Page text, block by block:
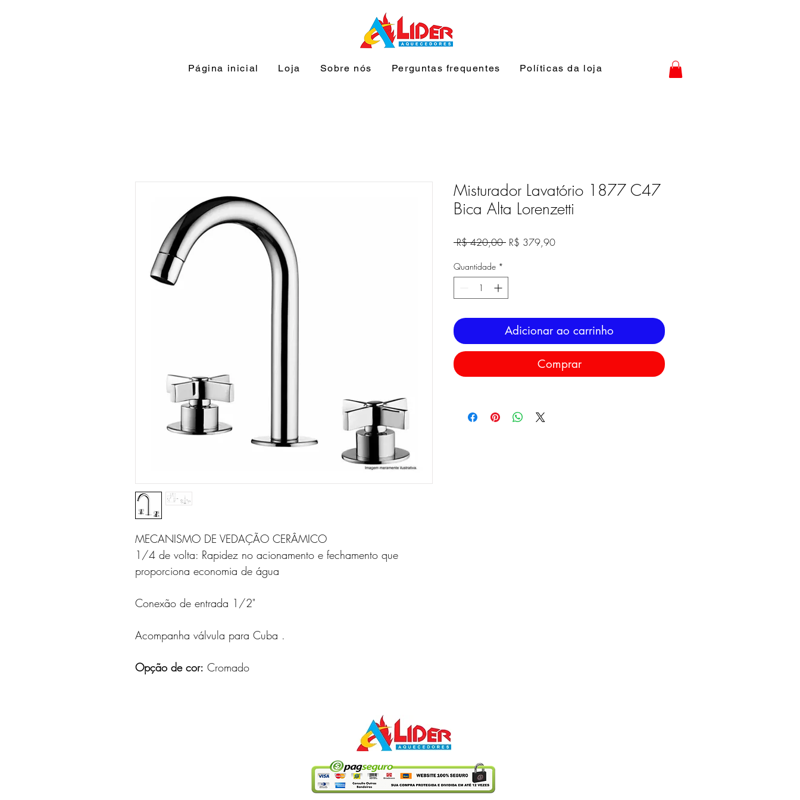
Página inicial Loja Sobre nós Perguntas frequentes Políticas da loja
MECANISMO DE VEDAÇÃO CERÂMICO
1/4 de volta: Rapidez no acionamento e fechamento que
proporciona economia de água
Conexão de entrada 1/2"
Acompanha válvula para Cuba .
Opção de cor: Cromado
Misturador Lavatório 1877 C47
Bica Alta Lorenzetti
R$ 420,00 Preço
R$ 379,90Preço
Quantidade *
Adicionar ao carrinho
Comprar